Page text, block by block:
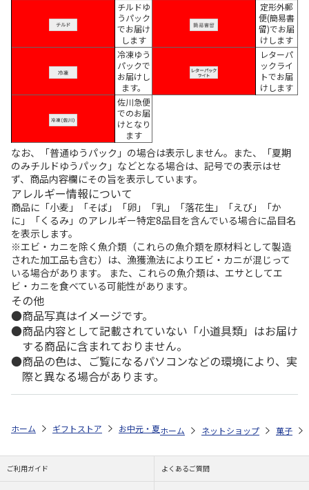
チルドゆ
うパック
でお届け
します
定形外郵
便(簡易書
留)でお届
けします
冷凍ゆう
パックで
お届けし
ます。
レターパ
ックライ
トでお届
けします
佐川急便
でのお届
けとなり
ます
なお、「普通ゆうパック」の場合は表示しません。また、「夏期
のみチルドゆうパック」などとなる場合は、記号での表示はせ
ず、商品内容欄にその旨を表示しています。
アレルギー情報について
商品に「小麦」「そば」「卵」「乳」「落花生」「えび」「か
に」「くるみ」のアレルギー特定8品目を含んでいる場合に品目名
を表示します。
※エビ・カニを除く魚介類（これらの魚介類を原材料として製造
された加工品も含む）は、漁獲漁法によりエビ・カニが混じって
いる場合があります。 また、これらの魚介類は、エサとしてエ
ビ・カニを食べている可能性があります。
その他
商品写真はイメージです。
商品内容として記載されていない「小道具類」はお届け
する商品に含まれておりません。
商品の色は、ご覧になるパソコンなどの環境により、実
際と異なる場合があります。
ホーム ギフトストア お中元・夏ギフト特集 2026 ゆうゆうギフト
ホーム ネットショップ 菓子
ご利用ガイド よくあるご質問